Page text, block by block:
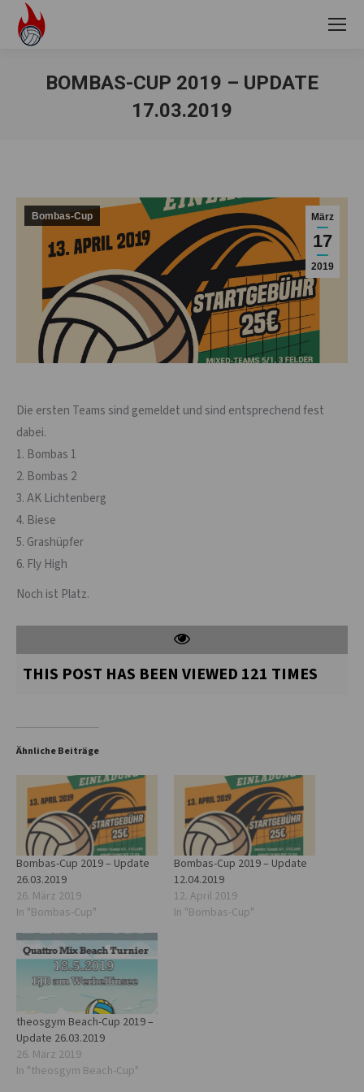
BOMBAS-CUP 2019 – UPDATE
17.03.2019
März
17
2019
Bombas-Cup
Die ersten Teams sind gemeldet und sind entsprechend fest
dabei.
1. Bombas 1
2. Bombas 2
3. AK Lichtenberg
4. Biese
5. Grashüpfer
6. Fly High
Noch ist Platz.
THIS POST HAS BEEN VIEWED 121 TIMES
Ähnliche Beiträge
Bombas-Cup 2019 – Update
26.03.2019
26. März 2019
In "Bombas-Cup"
Bombas-Cup 2019 – Update
12.04.2019
12. April 2019
In "Bombas-Cup"
theosgym Beach-Cup 2019 –
Update 26.03.2019
26. März 2019
In "theosgym Beach-Cup"